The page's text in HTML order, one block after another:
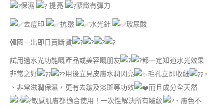
保濕
提亮
緊緻有彈力
去痘印
抗皺 水光針
玻尿酸
韓國一出即日賣斷貨
試用過水光功能嘅產品或美容嘅朋友
都一定知道水光效果
非常之好
用後立見皮膚水潤閃亮
毛孔立即收細
、非常滋潤保濕，更有去皺及淡斑等功效
而且成分全天然
敏感肌膚都適合使用！一次性解決所有皺紋
、膚色不